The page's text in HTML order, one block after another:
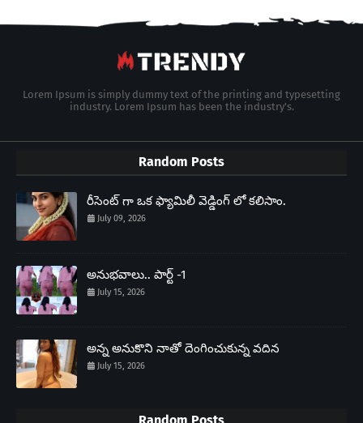
Lorem Ipsum is simply dummy text of the printing and typesetting
industry. Lorem Ipsum has been the industry's.
Random Posts
రీసెంట్ గా ఒక ఫ్యామిలీ వెడ్డింగ్ లో కలిసాం.
July 09, 2026
అనుభవాలు.. పార్ట్ -1
July 15, 2026
అన్న అనుకొని నాతో దెంగించుకున్న వదిన
July 15, 2026
Random Posts